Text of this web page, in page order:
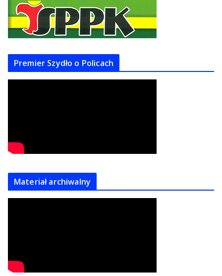
Premier Szydło o Policach
Materiał archiwalny